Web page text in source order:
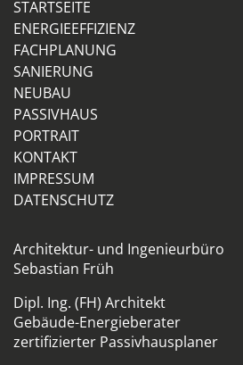
STARTSEITE
ENERGIEEFFIZIENZ
FACHPLANUNG
SANIERUNG
NEUBAU
PASSIVHAUS
PORTRAIT
KONTAKT
IMPRESSUM
DATENSCHUTZ
Architektur- und Ingenieurbüro
Sebastian Früh
Dipl. Ing. (FH) Architekt
Gebäude-Energieberater
zertifizierter Passivhausplaner